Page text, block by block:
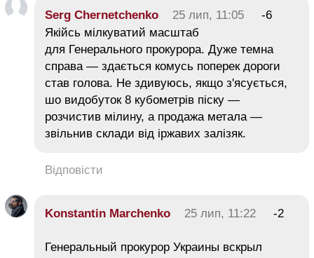
Serg Chernetchenko 25 лип, 11:05
-6
Якійсь мілкуватий масштаб
для Генерального прокурора. Дуже темна
справа — здається комусь поперек дороги
став голова. Не здивуюсь, якщо з'ясується,
шо видобуток 8 кубометрів піску —
розчистив мілину, а продажа метала —
звільнив склади від іржавих залізяк.
Відповісти
Konstantin Marchenko 25 лип, 11:22 -2
Генеральный прокурор Украины вскрыл